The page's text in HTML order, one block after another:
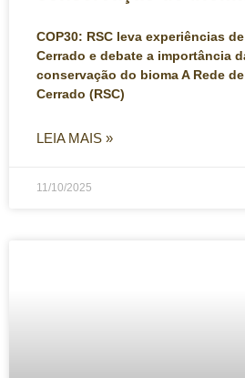
COP30: RSC leva experiências
Cerrado e debate a importância
conservação do bioma A Rede
Cerrado (RSC)
LEIA MAIS »
11/10/2025